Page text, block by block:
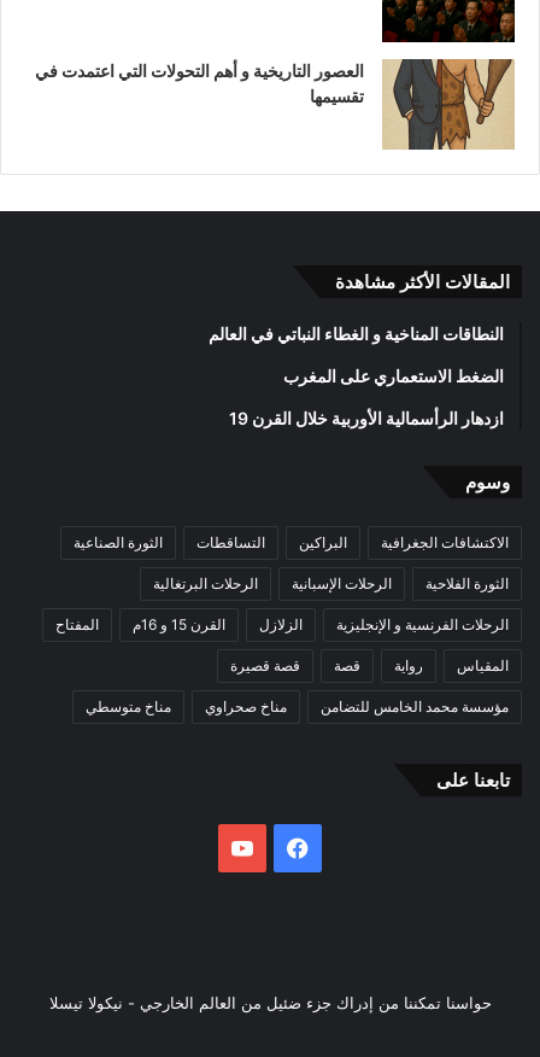
العصور التاريخية و أهم التحولات التي اعتمدت في
تقسيمها
المقالات الأكثر مشاهدة
النطاقات المناخية و الغطاء النباتي في العالم
الضغط الاستعماري على المغرب
ازدهار الرأسمالية الأوربية خلال القرن 19
وسوم
الاكتشافات الجغرافية البراكين التساقطات الثورة الصناعية
الثورة الفلاحية الرحلات الإسبانية الرحلات البرتغالية
الرحلات الفرنسية و الإنجليزية الزلازل القرن 15 و 16م المفتاح
المقياس رواية قصة قصة قصيرة
مؤسسة محمد الخامس للتضامن مناخ صحراوي مناخ متوسطي
تابعنا على
فيسبوك
حواسنا تمكننا من إدراك جزء ضئيل من العالم الخارجي - نيكولا تيسلا